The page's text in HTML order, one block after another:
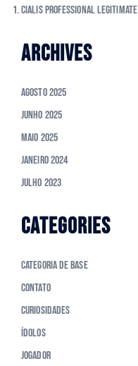
cialis professional legitimate
ARCHIVES
Agosto 2025
Junho 2025
Maio 2025
Janeiro 2024
Julho 2023
CATEGORIES
Categoria de Base
Contato
Curiosidades
Ídolos
Jogador